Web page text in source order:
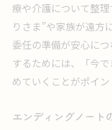
療や介護について整
りさま”や家族が遠方
委任の準備が安心に
するためには、「今
めていくことがポイン
エンディングノート